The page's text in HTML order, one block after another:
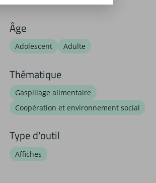
Âge
Adolescent Adulte
Thématique
Gaspillage alimentaire
Coopération et environnement social
Type d'outil
Affiches